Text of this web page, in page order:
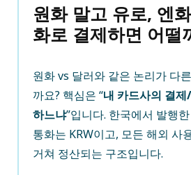
원화 말고 유로, 엔
화로 결제하면 어떨
원화 vs 달러와 같은 논리가 다
까요? 핵심은 “내 카드사의 결
하느냐”입니다. 한국에서 발행
통화는 KRW이고, 모든 해외 사
거쳐 정산되는 구조입니다.